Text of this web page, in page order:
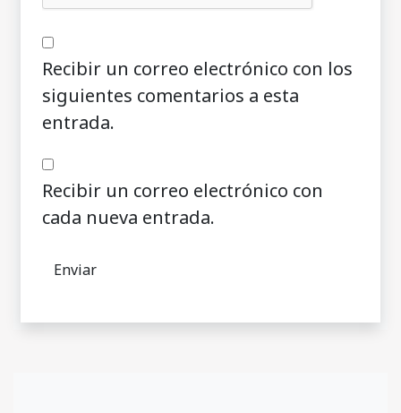
Recibir un correo electrónico con los
siguientes comentarios a esta
entrada.
Recibir un correo electrónico con
cada nueva entrada.